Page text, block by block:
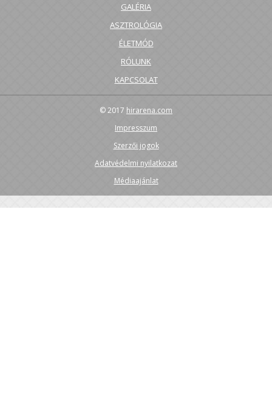
GALÉRIA
ASZTROLÓGIA
ÉLETMÓD
RÓLUNK
KAPCSOLAT
© 2017 hirarena.com
Impresszum
Szerzői jogok
Adatvédelmi nyilatkozat
Médiaajánlat